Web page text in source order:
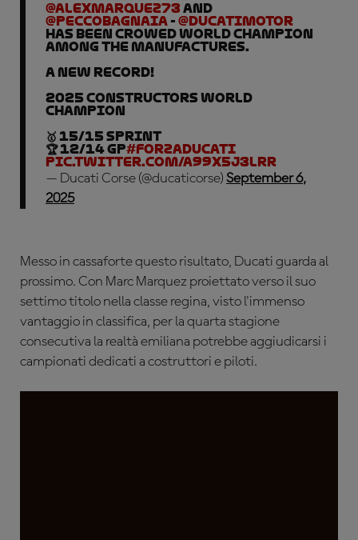
@alexmarquez73 and
@PeccoBagnaia - @DucatiMotor
has been crowed World Champion
among the manufactures.
A new record!
2025 Constructors World
Champion
🥇 15/15 SPRINT
🏆 12/14 GP#ForzaDucati
pic.twitter.com/A99x5J3lRr
— Ducati Corse (@ducaticorse) September 6,
2025
Messo in cassaforte questo risultato, Ducati guarda al
prossimo. Con Marc Marquez proiettato verso il suo
settimo titolo nella classe regina, visto l'immenso
vantaggio in classifica, per la quarta stagione
consecutiva la realtà emiliana potrebbe aggiudicarsi i
campionati dedicati a costruttori e piloti.